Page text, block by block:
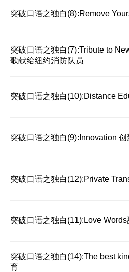
突破口语之独白(8):Remove
突破口语之独白(7):Tribute to
歌献给纽约消防队员
突破口语之独白(10):Distance
突破口语之独白(9):Innovation 创
突破口语之独白(12):Private
突破口语之独白(11):Love
突破口语之独白(14):The best
育